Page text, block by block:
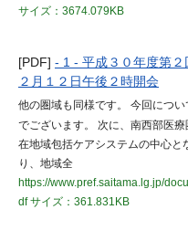
サイズ：3674.079KB
[PDF] - 1 - 平成３０年度第
２月１２日午後２時開会
他の圏域も同様です。 今回につ
でございます。 次に、南西部医療
在地域包括ケアシステムの中心と
り、地域全
https://www.pref.saitama.lg.jp/
dfサイズ：361.831KB